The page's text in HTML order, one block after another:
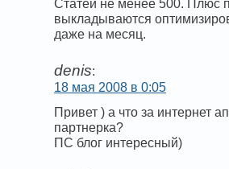
выкладываются
даже на месяц.
denis:
18 мая 2008 в 0:05
Привет ) а что за интернет
партнерка?
ПС блог интересный)